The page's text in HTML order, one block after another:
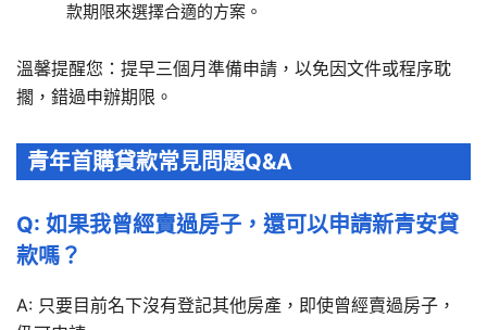
款期限來選擇合適的方案。
溫馨提醒您：提早三個月準備申請，以免因文件或程序耽
擱，錯過申辦期限。
青年首購貸款常見問題Q&A
Q: 如果我曾經賣過房子，還可以申請新青安貸
款嗎？
A: 只要目前名下沒有登記其他房產，即使曾經賣過房子，